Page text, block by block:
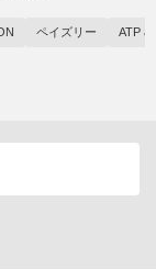
ペイズリー ATP